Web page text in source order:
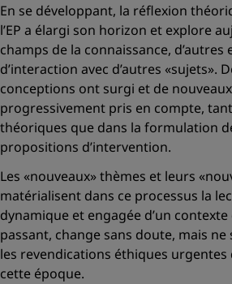
En se développant, la réflexion
l’EP a élargi son horizon et explore
champs de la connaissance, d’autres
d’interaction avec d’autres «sujets».
conceptions ont surgi et de
progressivement pris en compte,
théoriques que dans la formulation
propositions d’intervention.
Les «nouveaux»thèmes et leurs
matérialisent dans ce processus la
dynamique et engagée d’un contexte
passant, change sans doute, mais
les revendications éthiques urgentes
cette époque.